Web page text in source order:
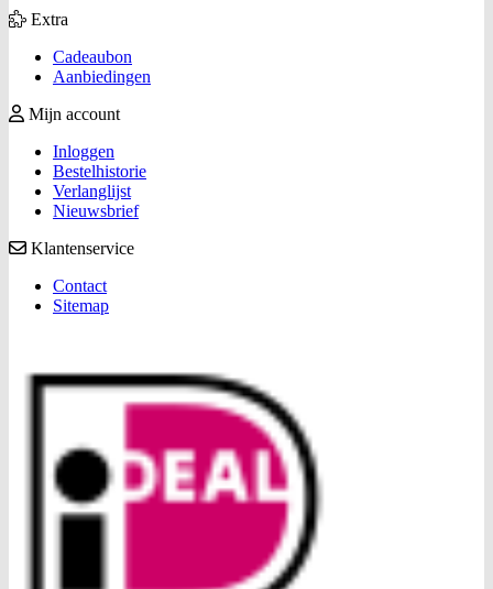
Extra
Cadeaubon
Aanbiedingen
Mijn account
Inloggen
Bestelhistorie
Verlanglijst
Nieuwsbrief
Klantenservice
Contact
Sitemap